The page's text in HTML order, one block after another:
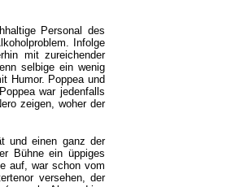
Personal des
Infolge
mit zureichender
selbige ein wenig
Humor. Poppea und
war jedenfalls
zeigen, woher der
und einen ganz der
Bühne ein üppiges
auf, war schon vom
versehen, der